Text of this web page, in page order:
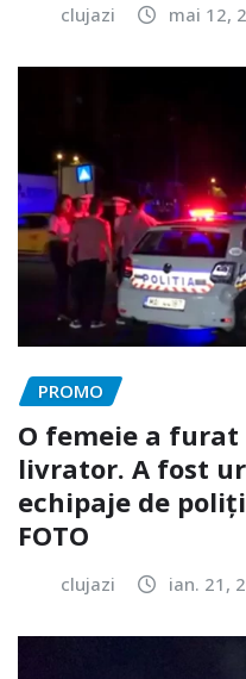
clujazi mai 12,
PROMO
O femeie a
livrator. A fost
echipaje de
FOTO
clujazi ian. 21,